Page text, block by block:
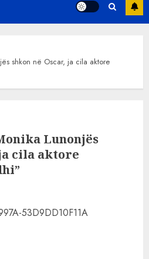
shkon në Oscar, ja cila aktore
Lunonjës
cila aktore